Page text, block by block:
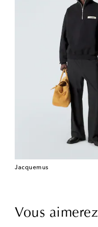
Jacquemus
Vous